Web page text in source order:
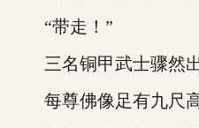
“带走！”
三名铜甲武士骤然出
每尊佛像足有九尺高